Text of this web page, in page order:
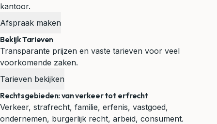
kantoor.
Afspraak maken
Bekijk Tarieven
Transparante prijzen en vaste tarieven voor veel
voorkomende zaken.
Tarieven bekijken
Rechtsgebieden: van verkeer tot erfrecht
Verkeer, strafrecht, familie, erfenis, vastgoed,
ondernemen, burgerlijk recht, arbeid, consument.